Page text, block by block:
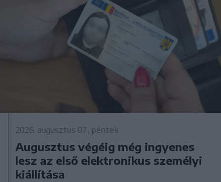
2026. augusztus 07., péntek
Augusztus végéig még ingyenes
lesz az első elektronikus személyi
kiállítása